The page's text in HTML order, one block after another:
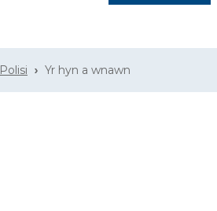
Polisi Yr hyn a wnawn